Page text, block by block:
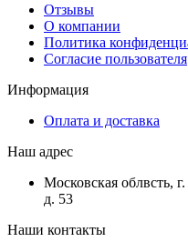
Отзывы
О компании
Политика
Согласие пользователя
Информация
Оплата и доставка
Наш адрес
Московская облвсть,
д. 53
Наши контакты